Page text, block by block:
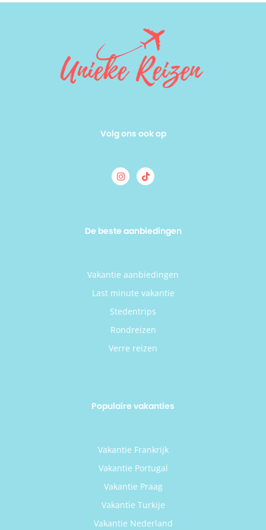
Volg ons ook op
De beste aanbiedingen
Vakantie aanbiedingen
Last minute vakantie
Stedentrips
Rondreizen
Verre reizen
Populaire vakanties
Vakantie Frankrijk
Vakantie Portugal
Vakantie Praag
Vakantie Turkije
Vakantie Nederland